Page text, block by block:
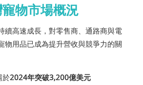
物市場概況
續高速成長，對零售商、通路商與電
物用品已成為提升營收與競爭力的關
於2024年突破3,200億美元